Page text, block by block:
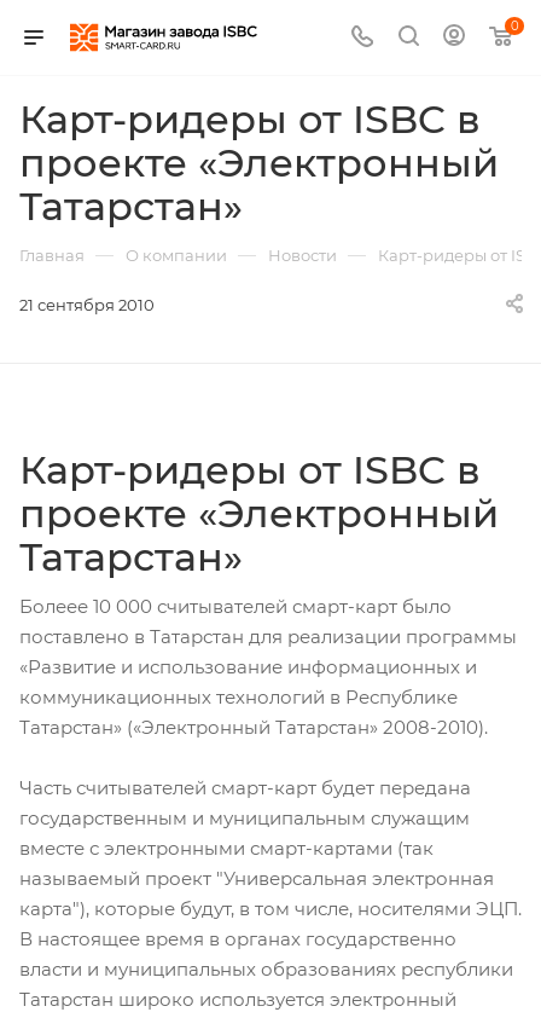
0
Карт-ридеры от ISBC в
проекте «Электронный
Татарстан»
Главная — О компании — Новости — Карт-ридеры от
21 сентября 2010
Карт-ридеры от ISBC в
проекте «Электронный
Татарстан»
Болеее 10 000 считывателей смарт-карт было
поставлено в Татарстан для реализации программы
«Развитие и использование информационных и
коммуникационных технологий в Республике
Татарстан» («Электронный Татарстан» 2008-2010).
Часть считывателей смарт-карт будет передана
государственным и муниципальным служащим
вместе с электронными смарт-картами (так
называемый проект "Универсальная электронная
карта"), которые будут, в том числе, носителями ЭЦП.
В настоящее время в органах государственно
власти и муниципальных образованиях республики
Татарстан широко используется электронный